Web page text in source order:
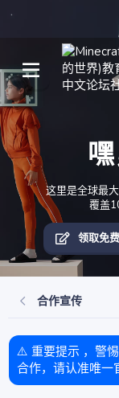
这里是全球最
覆盖
领取免
合作宣传
⚠️ 重要提示 ，警
合作，请认准唯一